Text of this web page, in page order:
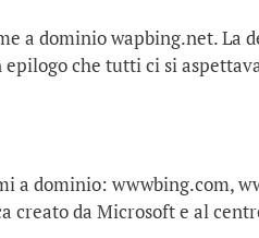
a dominio wapbing.net. La
che tutti ci si
a dominio: wwwbing.com,
creato da Microsoft e al